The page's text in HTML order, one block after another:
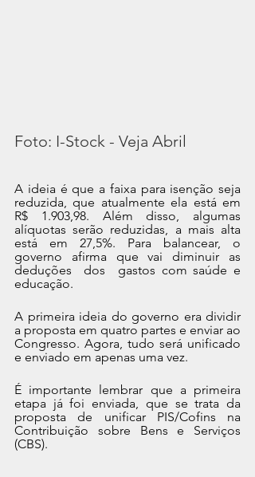
Foto: I-Stock - Veja Abril
A ideia é que a faixa para isenção seja
reduzida, que atualmente ela está em
R$ 1.903,98. Além disso, algumas
alíquotas serão reduzidas, a mais alta
está em 27,5%. Para balancear, o
governo afirma que vai diminuir as
deduções  dos  gastos com saúde e
educação.
A primeira ideia do governo era dividir
a proposta em quatro partes e enviar ao
Congresso. Agora, tudo será unificado
e enviado em apenas uma vez.
É importante lembrar que a primeira
etapa já foi enviada, que se trata da
proposta de unificar PIS/Cofins na
Contribuição sobre Bens e Serviços
(CBS).